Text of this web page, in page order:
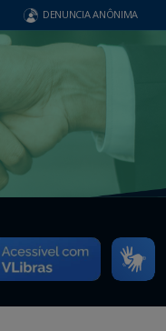
DENUNCIA ANÔNIMA